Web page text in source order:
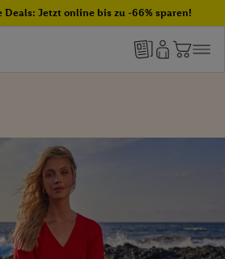
Deals: Jetzt online bis zu -66% sparen!